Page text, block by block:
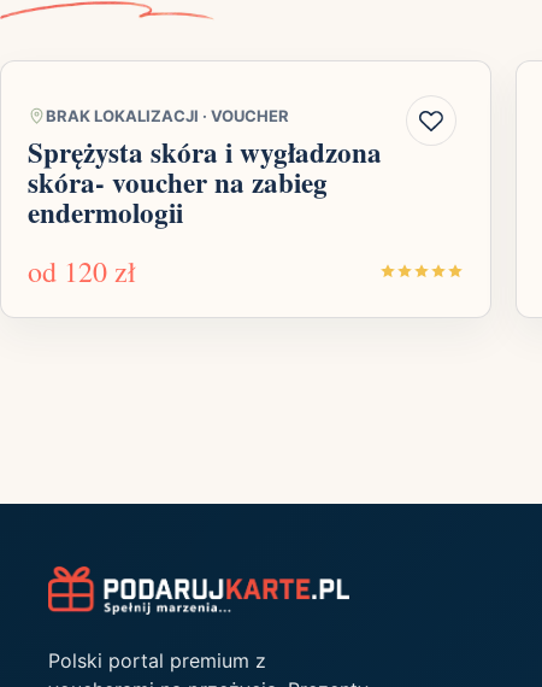
BRAK LOKALIZACJI · VOUCHER
Sprężysta skóra i wygładzona
skóra- voucher na zabieg
endermologii
od 120 zł
Polski portal premium z